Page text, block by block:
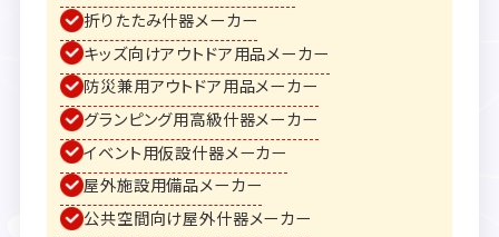
折りたたみ什器メーカー
キッズ向けアウトドア用品メーカー
防災兼用アウトドア用品メーカー
グランピング用高級什器メーカー
イベント用仮設什器メーカー
屋外施設用備品メーカー
公共空間向け屋外什器メーカー